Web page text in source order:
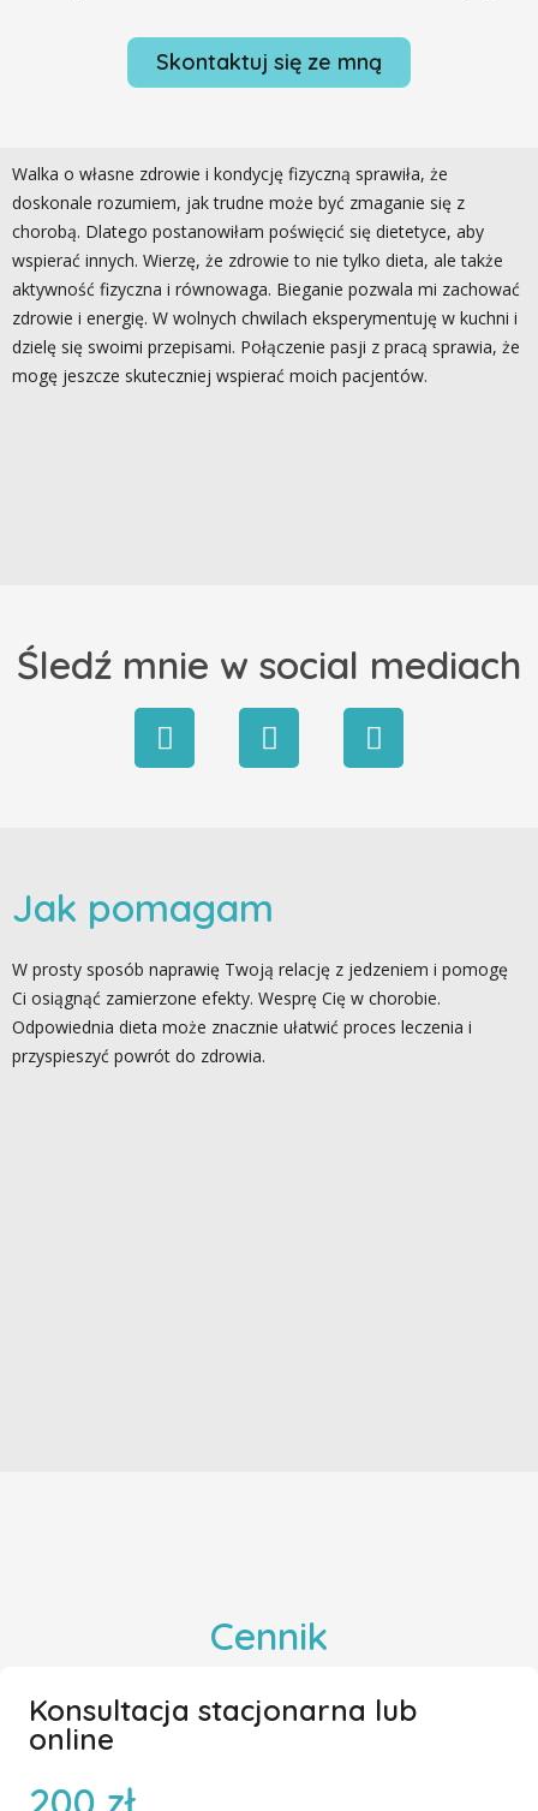
Skontaktuj się ze mną
Walka o własne zdrowie i kondycję fizyczną sprawiła, że
doskonale rozumiem, jak trudne może być zmaganie się z
chorobą. Dlatego postanowiłam poświęcić się dietetyce, aby
wspierać innych. Wierzę, że zdrowie to nie tylko dieta, ale także
aktywność fizyczna i równowaga. Bieganie pozwala mi zachować
zdrowie i energię. W wolnych chwilach eksperymentuję w kuchni i
dzielę się swoimi przepisami. Połączenie pasji z pracą sprawia, że
mogę jeszcze skuteczniej wspierać moich pacjentów.
Śledź mnie w social mediach
Jak pomagam
W prosty sposób naprawię Twoją relację z jedzeniem i pomogę
Ci osiągnąć zamierzone efekty. Wesprę Cię w chorobie.
Odpowiednia dieta może znacznie ułatwić proces leczenia i
przyspieszyć powrót do zdrowia.
Cennik
Konsultacja stacjonarna lub
online
200 zł